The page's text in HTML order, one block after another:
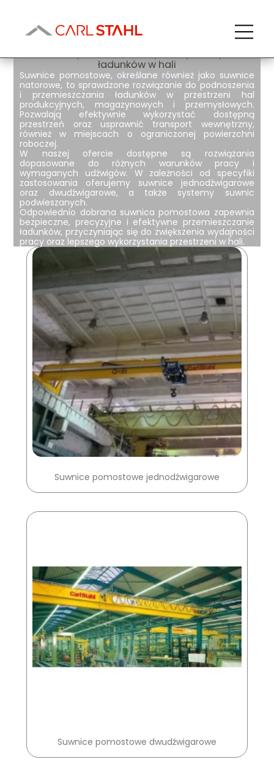
Suwnice pomostowe
ładunków w hali
Suwnice pomostowe, określane również jako suwnice
natorowe, to sprawdzone rozwiązanie do podnoszenia
i przemieszczania ładunków w przestrzeni hal
produkcyjnych, magazynowych i przemysłowych.
Pozwalają efektywnie wykorzystać dostępną
przestrzeń oraz usprawnić transport wewnętrzny,
również w miejscach o ograniczonej powierzchni
roboczej.
W naszej ofercie dostępne są rozwiązania
dopasowane do różnych warunków pracy i
wymaganych udźwigów. W zależności od specyfiki
zastosowania oferujemy suwnice jednodźwigarowe
oraz dwudźwigarowe, a także systemy suwnic
podwieszanych.
Odpowiednio dobrana suwnica pomostowa zapewnia
bezpieczne, precyzyjne i efektywne przemieszczanie
ładunków, przyczyniając się do zwiększenia wydajności
pracy oraz lepszego wykorzystania przestrzeni w hali.
Suwnice pomostowe jednodźwigarowe
Suwnice pomostowe dwudźwigarowe